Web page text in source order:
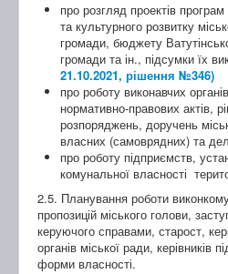
про розгляд проектів
та культурного розвитку
громади, бюджету
громади та ін., підсумки їх
21.10.2021, рішення №346)
про роботу виконавчих
нормативно-правових актів,
розпоряджень, доручень
власних (самоврядних) та
про роботу підприємств,
комунальної власності
2.5. Планування роботи
пропозицій міського голови,
керуючого справами, старост,
органів міської ради, керівників
форми власності.